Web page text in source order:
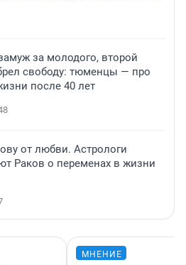
за молодого, второй
свободу: тюменцы — про
после 40 лет
от любви. Астрологи
Раков о переменах в жизни
МНЕНИЕ